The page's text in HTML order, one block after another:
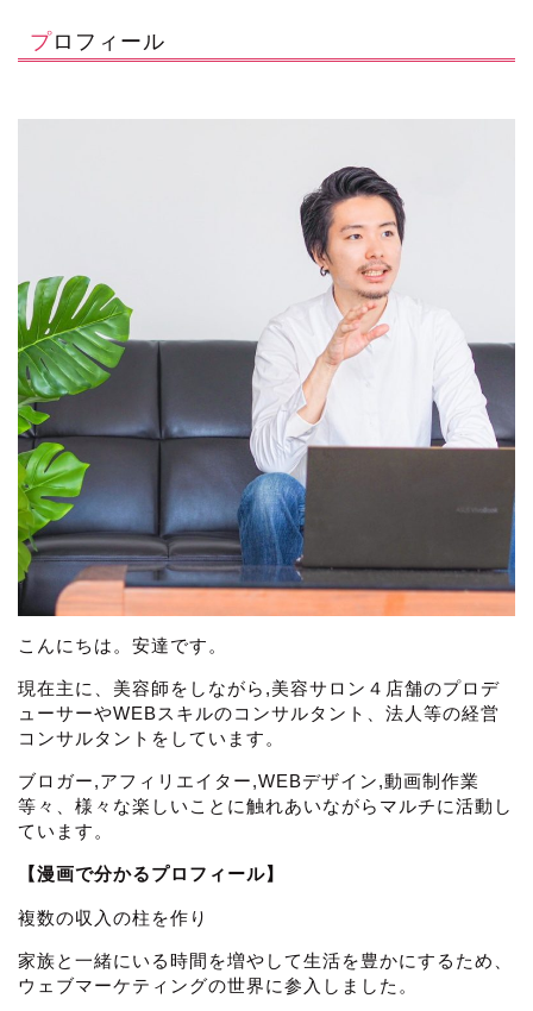
プロフィール
こんにちは。安達です。
現在主に、美容師をしながら,美容サロン４店舗のプロデ
ューサーやWEBスキルのコンサルタント、法人等の経営
コンサルタントをしています。
ブロガー,アフィリエイター,WEBデザイン,動画制作業
等々、様々な楽しいことに触れあいながらマルチに活動し
ています。
【漫画で分かるプロフィール】
複数の収入の柱を作り
家族と一緒にいる時間を増やして生活を豊かにするため、
ウェブマーケティングの世界に参入しました。